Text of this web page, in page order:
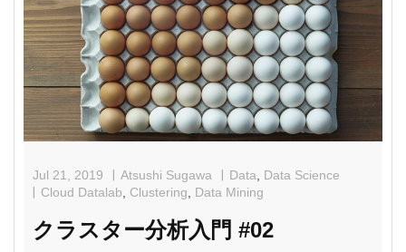
o
o
k
Jul 21, 2019 Atsushi Sugawa Data
Data Science
Cloud Datalab
Clustering Data Mining
クラスター分析入門 #02